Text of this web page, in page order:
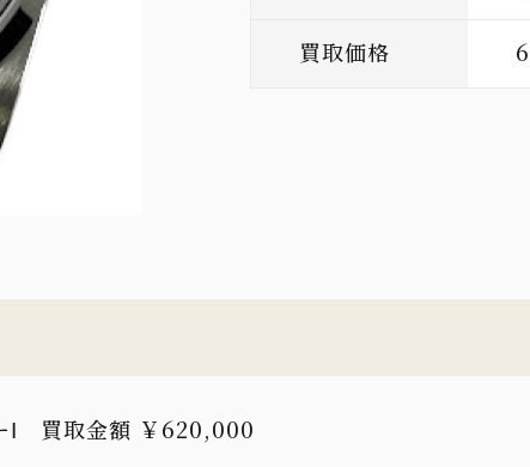
買取価格
買取金額 ￥620,000